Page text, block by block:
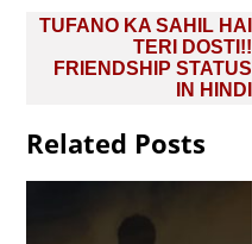
Post
navigation
TUFANO KA SAHIL HAI
TERI DOSTI!!
FRIENDSHIP STATUS
IN HINDI
Related Posts